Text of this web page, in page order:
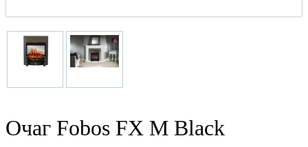
Очаг Fobos FX M Black